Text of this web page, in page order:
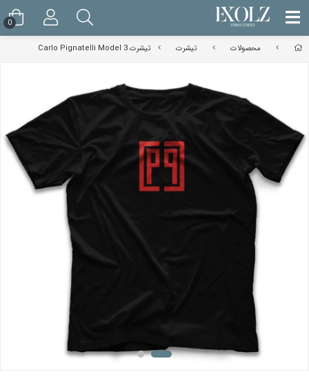
محصولات تیشرت تیشرت Carlo Pignatelli Model 3
0